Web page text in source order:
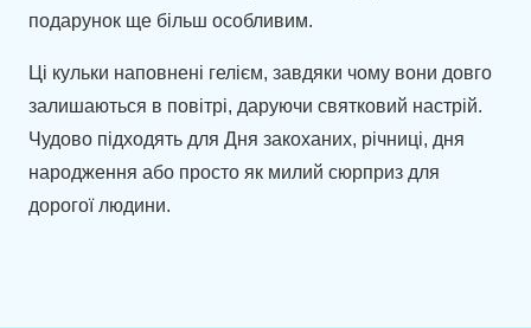
подарунок ще більш особливим.
Ці кульки наповнені гелієм, завдяки чому вони довго
залишаються в повітрі, даруючи святковий настрій.
Чудово підходять для Дня закоханих, річниці, дня
народження або просто як милий сюрприз для
дорогої людини.